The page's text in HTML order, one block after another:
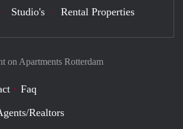
on Apartments Rotterdam
Faq
Realtors
Studio's Rental Properties